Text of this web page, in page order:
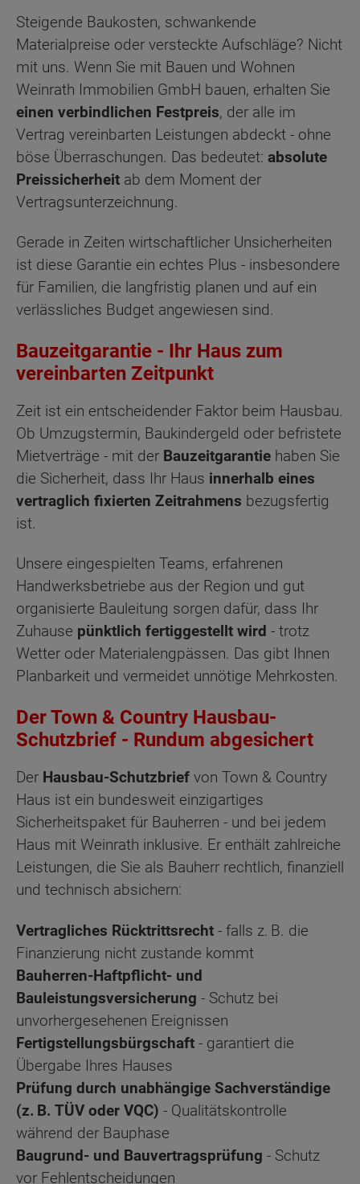
Steigende Baukosten, schwankende
Materialpreise oder versteckte Aufschläge? Nicht
mit uns. Wenn Sie mit Bauen und Wohnen
Weinrath Immobilien GmbH bauen, erhalten Sie
einen verbindlichen Festpreis, der alle im
Vertrag vereinbarten Leistungen abdeckt - ohne
böse Überraschungen. Das bedeutet: absolute
Preissicherheit ab dem Moment der
Vertragsunterzeichnung.
Gerade in Zeiten wirtschaftlicher Unsicherheiten
ist diese Garantie ein echtes Plus - insbesondere
für Familien, die langfristig planen und auf ein
verlässliches Budget angewiesen sind.
Bauzeitgarantie - Ihr Haus zum
vereinbarten Zeitpunkt
Zeit ist ein entscheidender Faktor beim Hausbau.
Ob Umzugstermin, Baukindergeld oder befristete
Mietverträge - mit der Bauzeitgarantie haben Sie
die Sicherheit, dass Ihr Haus innerhalb eines
vertraglich fixierten Zeitrahmens bezugsfertig
ist.
Unsere eingespielten Teams, erfahrenen
Handwerksbetriebe aus der Region und gut
organisierte Bauleitung sorgen dafür, dass Ihr
Zuhause pünktlich fertiggestellt wird - trotz
Wetter oder Materialengpässen. Das gibt Ihnen
Planbarkeit und vermeidet unnötige Mehrkosten.
Der Town & Country Hausbau-
Schutzbrief - Rundum abgesichert
Der Hausbau-Schutzbrief von Town & Country
Haus ist ein bundesweit einzigartiges
Sicherheitspaket für Bauherren - und bei jedem
Haus mit Weinrath inklusive. Er enthält zahlreiche
Leistungen, die Sie als Bauherr rechtlich, finanziell
und technisch absichern:
Vertragliches Rücktrittsrecht - falls z. B. die
Finanzierung nicht zustande kommt
Bauherren-Haftpflicht- und
Bauleistungsversicherung - Schutz bei
unvorhergesehenen Ereignissen
Fertigstellungsbürgschaft - garantiert die
Übergabe Ihres Hauses
Prüfung durch unabhängige Sachverständige
(z. B. TÜV oder VQC) - Qualitätskontrolle
während der Bauphase
Baugrund- und Bauvertragsprüfung - Schutz
vor Fehlentscheidungen